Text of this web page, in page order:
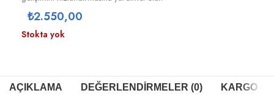
₺2.550,00
Stokta yok
AÇIKLAMA DEĞERLENDIRMELER (0) KARGO &